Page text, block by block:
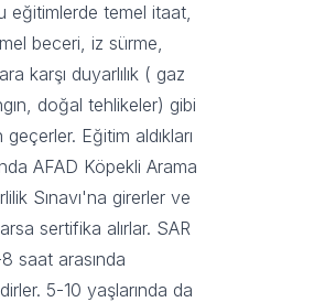
eğitimlerde temel itaat,
beceri, iz sürme,
karşı duyarlılık ( gaz
doğal tehlikeler) gibi
Eğitim aldıkları
AFAD Köpekli Arama
Sınavı'na girerler ve
sertifika alırlar. SAR
saat arasında
5-10 yaşlarında da